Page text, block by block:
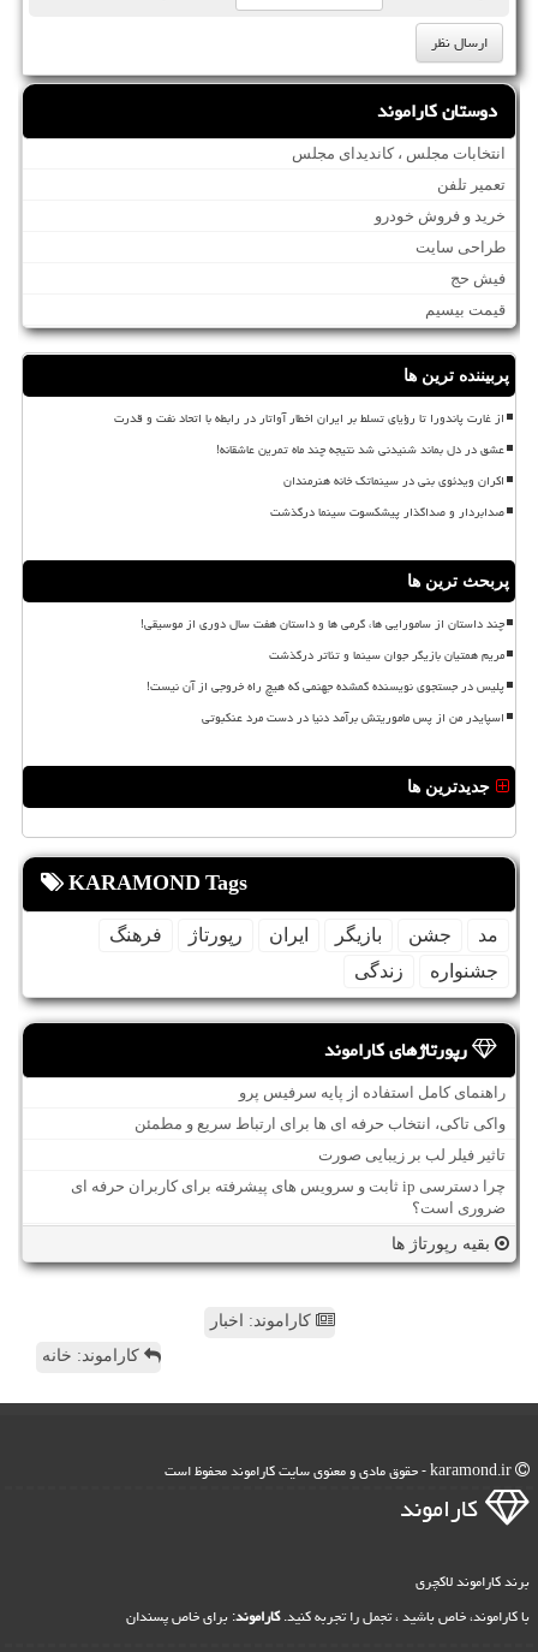
دوستان کاراموند
انتخابات مجلس ، کاندیدای مجلس
تعمیر تلفن
خرید و فروش خودرو
طراحی سایت
فیش حج
قیمت بیسیم
پربیننده ترین ها
از غارت پاندورا تا رؤیای تسلط بر ایران اخطار آواتار در رابطه با اتحاد نفت و قدرت
عشق در دل بماند شنیدنی شد نتیجه چند ماه تمرین عاشقانه!
اکران ویدئوی بنی در سینماتک خانه هنرمندان
صدابردار و صداگذار پیشکسوت سینما درگذشت
پربحث ترین ها
چند داستان از سامورایی ها، گرمی ها و داستان هفت سال دوری از موسیقی!
مریم همتیان بازیگر جوان سینما و تئاتر درگذشت
پلیس در جستجوی نویسنده گمشده جهنمی که هیچ راه خروجی از آن نیست!
اسپایدر من از پس ماموریتش برآمد دنیا در دست مرد عنکبوتی
جدیدترین ها
KARAMOND Tags
مد جشن بازیگر ایران رپورتاژ
فرهنگ
جشنواره
زندگی
رپورتاژهای کاراموند
راهنمای کامل استفاده از پایه سرفیس پرو
واکی تاکی، انتخاب حرفه ای ها برای ارتباط سریع و مطمئن
تاثیر فیلر لب بر زیبایی صورت
چرا دسترسی ip ثابت و سرویس های پیشرفته برای کاربران حرفه ای
ضروری است؟
بقیه رپورتاژ ها
کاراموند: اخبار
کاراموند: خانه
كاراموند
برند کاراموند لاکچری
با کاراموند، خاص باشید ، تجمل را تجربه کنید.کاراموند: برای خاص پسندان